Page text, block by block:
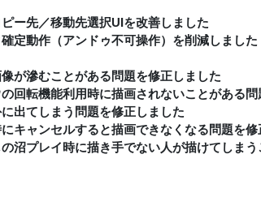
ー先／移動先選択UIを改善しました
定動作（アンドゥ不可操作）を削減しました
が滲むことがある問題を修正しました
回転機能利用時に描画されないことがある
出てしまう問題を修正しました
キャンセルすると描画できなくなる問題を
沼プレイ時に描き手でない人が描けてしま